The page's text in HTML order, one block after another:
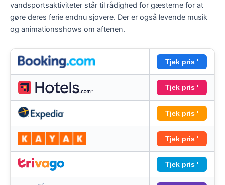
vandsportsaktiviteter står til rådighed for gæsterne for at
gøre deres ferie endnu sjovere. Der er også levende musik
og animationsshows om aftenen.
Tjek pris '
Tjek pris '
Tjek pris '
Tjek pris '
Tjek pris '